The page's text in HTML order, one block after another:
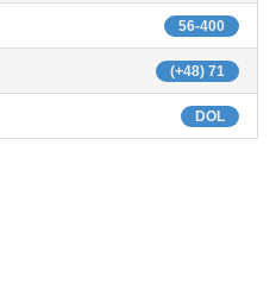
56-400
(+48) 71
DOL